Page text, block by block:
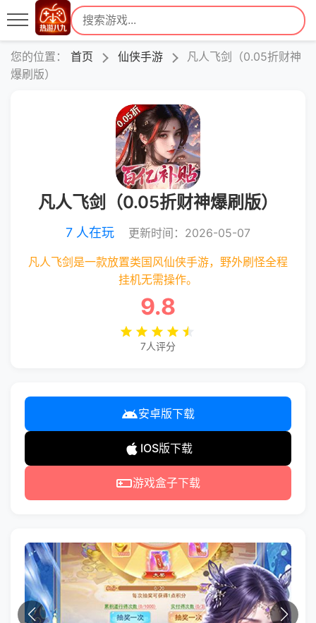
您的位置： 首页 仙侠手游
凡人飞剑（0.05折财神
爆刷版）
凡人飞剑（0.05折财神爆刷版）
7 人在玩 更新时间：2026-05-07
凡人飞剑是一款放置类国风仙侠手游，野外刷怪全程
挂机无需操作。
9.8
7人评分
安卓版下载
IOS版下载
游戏盒子下载